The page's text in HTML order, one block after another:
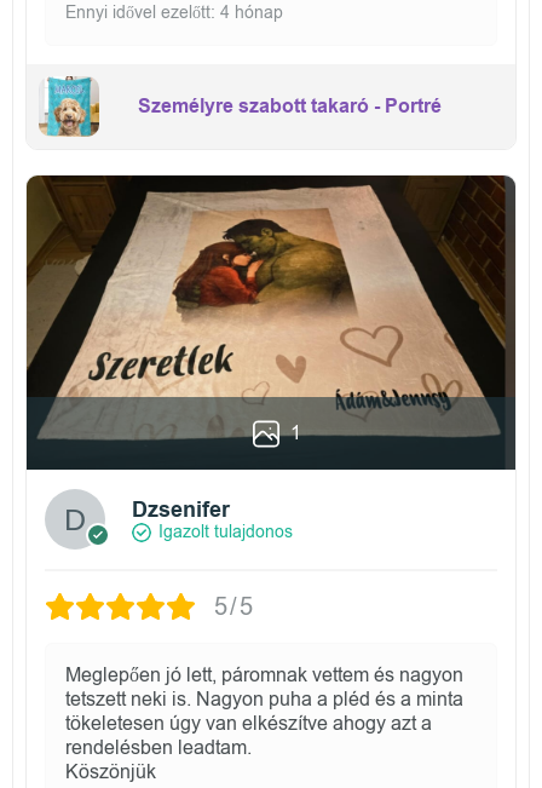
Ennyi idővel ezelőtt: 4 hónap
Személyre szabott takaró - Portré
1
Dzsenifer
Igazolt tulajdonos
5/5
Meglepően jó lett, páromnak vettem és nagyon
tetszett neki is. Nagyon puha a pléd és a minta
tökeletesen úgy van elkészítve ahogy azt a
rendelésben leadtam.
Köszönjük